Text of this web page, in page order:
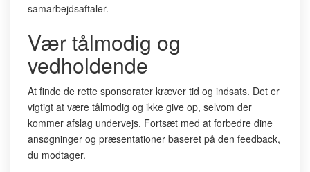
samarbejdsaftaler.
Vær tålmodig og
vedholdende
At finde de rette sponsorater kræver tid og indsats. Det er
vigtigt at være tålmodig og ikke give op, selvom der
kommer afslag undervejs. Fortsæt med at forbedre dine
ansøgninger og præsentationer baseret på den feedback,
du modtager.